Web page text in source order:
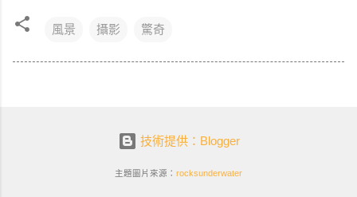
風景 攝影 驚奇
技術提供：Blogger
主題圖片來源： rocksunderwater